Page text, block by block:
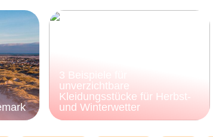
3 Beispiele für
unverzichtbare
Kleidungsstücke für Herbst-
und Winterwetter